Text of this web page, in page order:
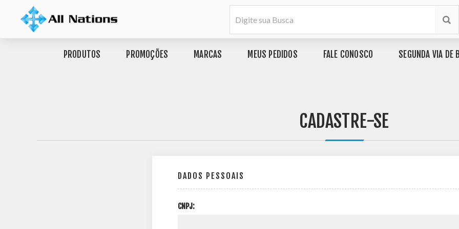
PRODUTOS PROMOÇÕES MARCAS MEUS PEDIDOS FALE CONOSCO SEGUNDA VIA DE
CADASTRE-SE
DADOS PESSOAIS
CNPJ: